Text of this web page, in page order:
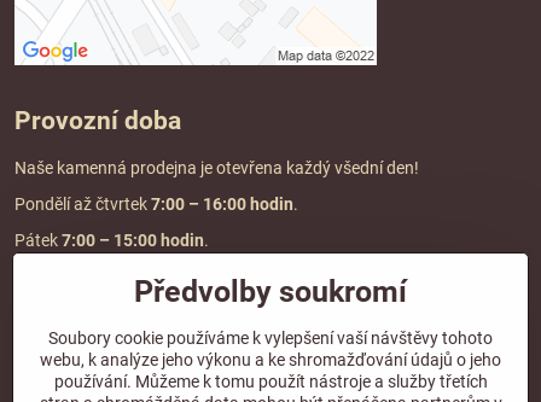
Provozní doba
Naše kamenná prodejna je otevřena každý všední den!
Pondělí až čtvrtek7:00 – 16:00 hodin.
Pátek7:00 – 15:00 hodin.
Doprava a platba
DOPRAVA ZDARMA
při objednávce nad2000 Kč vč. DPH.
Předvolby soukromí
Soubory cookie používáme k vylepšení vaší návštěvy tohoto
webu, k analýze jeho výkonu a ke shromažďování údajů o jeho
používání. Můžeme k tomu použít nástroje a služby třetích